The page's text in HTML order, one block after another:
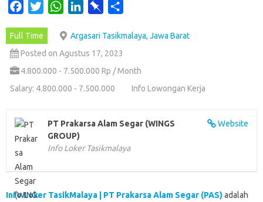
c
e
b
t
t
W
a
t
s
n
k
e
n
b
o
a
e
Full Time
Argasari Tasikmalaya, Jawa Barat
Posted on Agustus 17, 2023
4.800.000 - 7.500.000 Rp / Month
Salary: 4.800.000 - 7.500.000
Info Lowongan Kerja
Website
PT Prakarsa Alam Segar (WINGS
GROUP)
Info Loker Tasikmalaya
Info Loker TasikMalaya | PT Prakarsa Alam Segar (PAS)adalah